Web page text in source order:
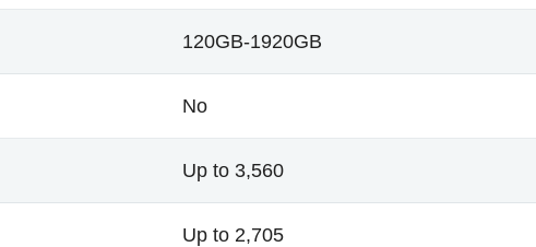
120GB-1920GB
No
Up to 3,560
Up to 2,705